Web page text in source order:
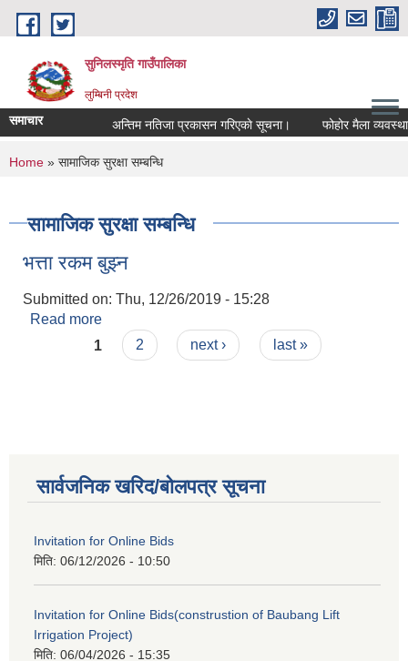
Skip to main content
सुनिलस्मृति गाउँपालिका
लुम्बिनी प्रदेश
समाचार अन्तिम नतिजा प्रकासन गरिएकाे सूचना। फोहोर मैला
You are here
Home » सामाजिक सुरक्षा सम्बन्धि
सामाजिक सुरक्षा सम्बन्धि
भत्ता रकम बुझ्न
Submitted on: Thu, 12/26/2019 - 15:28
Read more
Pages
1 2 next › last »
सार्वजनिक खरिद/बोलपत्र सूचना
Invitation for Online Bids
मिति: 06/12/2026 - 10:50
Invitation for Online Bids(construstion of Baubang Lift
Irrigation Project)
मिति: 06/04/2026 - 15:35